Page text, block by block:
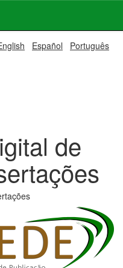
Español Português
de